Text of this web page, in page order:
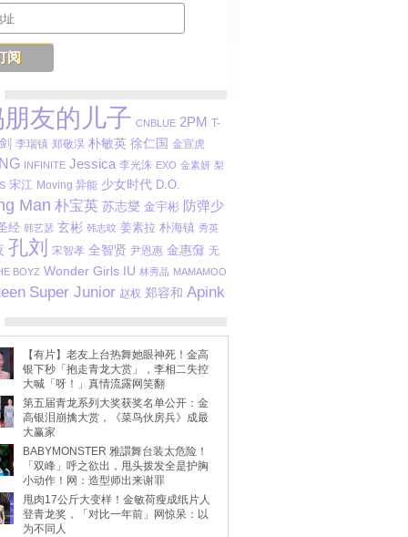
友的儿子 CNBLUE 2PM T-
李瑞镇 郑敬淏 朴敏英 徐仁国 金宣虎
INFINITE Jessica 李光洙 EXO 金素妍 梨
宋江 Moving 异能 少女时代 D.O.
Man 朴宝英 苏志燮 金宇彬 防弹少
经 韩艺瑟 玄彬 韩志旼 姜素拉 朴海镇 秀英
孔刘 宋智孝 全智贤 尹恩惠 金惠奫 无
BOYZ Wonder Girls IU 林秀晶 MAMAMOO
Super Junior 赵权 郑容和 Apink
【有片】老友上台热舞她眼神死！金高
银下秒「抱走青龙大赏」，李相二失控
大喊「呀！」真情流露网笑翻
第五届青龙系列大奖获奖名单公开：金
高银泪崩擒大赏，《菜鸟伙房兵》成最
大赢家
BABYMONSTER 雅譞舞台装太危险！
「双峰」呼之欲出，甩头拨发全是护胸
小动作！网：造型师出来谢罪
甩肉17公斤大变样！金敏荷瘦成纸片人
登青龙奖，「对比一年前」网惊呆：以
为不同人